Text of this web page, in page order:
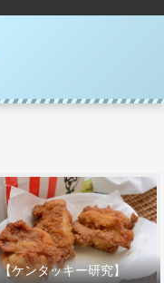
【ケンタッキー研究】